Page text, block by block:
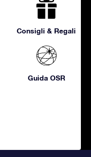
Consigli & Regali
Guida OSR